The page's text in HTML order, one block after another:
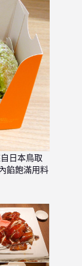
日本鳥取
餡飽滿用料